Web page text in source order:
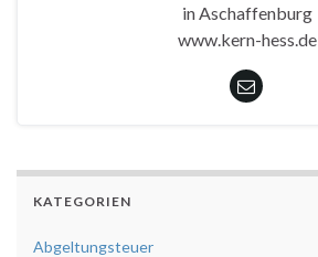
in Aschaffenburg
www.kern-hess.de
KATEGORIEN
Abgeltungsteuer